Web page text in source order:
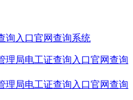
询入口官网查询系统